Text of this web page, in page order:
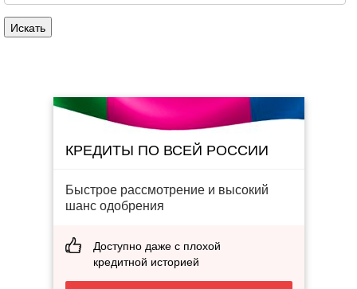
КРЕДИТЫ ПО ВСЕЙ РОССИИ
Быстрое рассмотрение и высокий
шанс одобрения
Доступно даже с плохой
кредитной историей